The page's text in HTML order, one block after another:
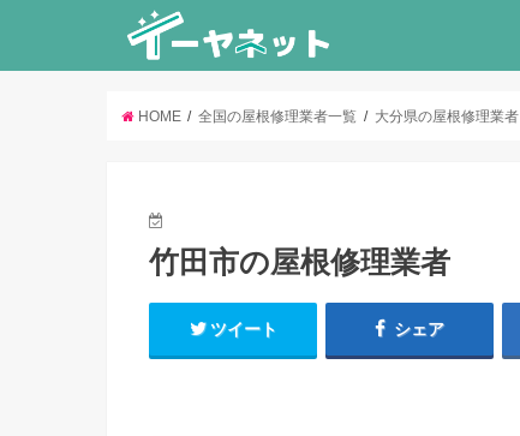
HOME 全国の屋根修理業者一覧 大分県の屋根修理業者
竹田市の屋根修理業者
ツイート シェア